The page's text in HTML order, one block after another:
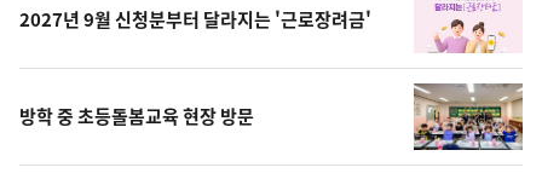
2027년 9월 신청분부터 달라지는 '근로장려금'
방학 중 초등돌봄교육 현장 방문